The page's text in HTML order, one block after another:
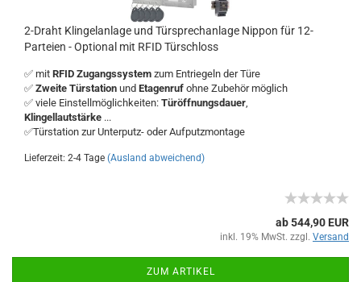
2-Draht Klingelanlage und Türsprechanlage Nippon für 12-
Parteien - Optional mit RFID Türschloss
✅ mit RFID Zugangssystem zum Entriegeln der Türe
✅ Zweite Türstation und Etagenruf ohne Zubehör möglich
✅ viele Einstellmöglichkeiten: Türöffnungsdauer,
Klingellautstärke ...
✅Türstation zur Unterputz- oder Aufputzmontage
Lieferzeit: 2-4 Tage (Ausland abweichend)
ab 544,90 EUR
inkl. 19% MwSt. zzgl. Versand
ZUM ARTIKEL